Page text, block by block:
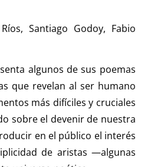
Santiago Godoy, Fabio
algunos de sus poemas
que revelan al ser humano
más difíciles y cruciales
sobre el devenir de nuestra
en el público el interés
de aristas —algunas